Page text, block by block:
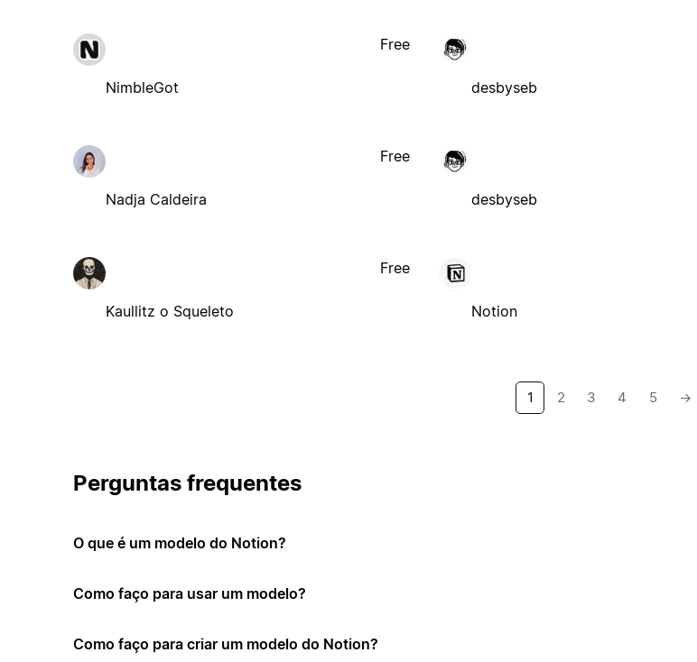
NimbleGot
Free
desbyseb
Nadja Caldeira
Free
desbyseb
Kaullitz o Squeleto
Free
Notion
1 2 3 4 5 →
Perguntas frequentes
O que é um modelo do Notion?
Como faço para usar um modelo?
Como faço para criar um modelo do Notion?